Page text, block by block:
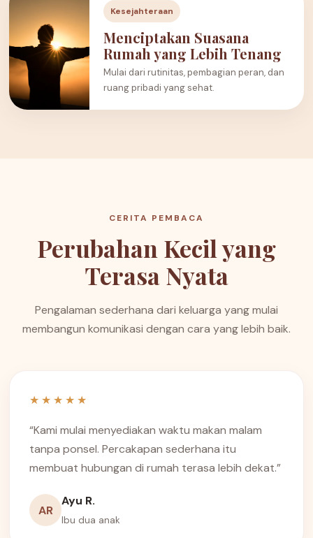
Kesejahteraan
Menciptakan Suasana
Rumah yang Lebih Tenang
Mulai dari rutinitas, pembagian peran, dan
ruang pribadi yang sehat.
CERITA PEMBACA
Perubahan Kecil yang
Terasa Nyata
Pengalaman sederhana dari keluarga yang mulai
membangun komunikasi dengan cara yang lebih baik.
★★★★★
“Kami mulai menyediakan waktu makan malam
tanpa ponsel. Percakapan sederhana itu
membuat hubungan di rumah terasa lebih dekat.”
AR
Ayu R.
Ibu dua anak